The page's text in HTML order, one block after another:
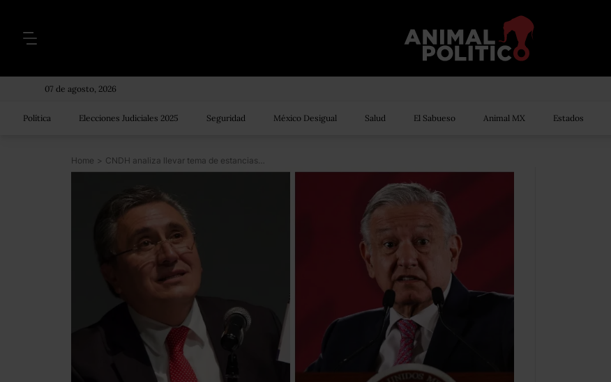
07 de agosto, 2026
Política Elecciones Judiciales 2025 Seguridad México Desigual Salud El Sabueso Animal MX Estados
Home > CNDH analiza llevar tema de estancias a organismos internacionales; que lo hagan, responde AMLO